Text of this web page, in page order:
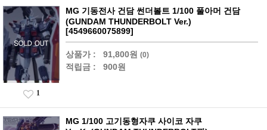
MG 기동전사 건담 썬더볼트 1/100 풀아머 건담
(GUNDAM THUNDERBOLT Ver.)
[4549660075899]
상품가 : 91,800원 (0)
적립금 : 900원
1
MG 1/100 고기동형자쿠 사이코 자쿠